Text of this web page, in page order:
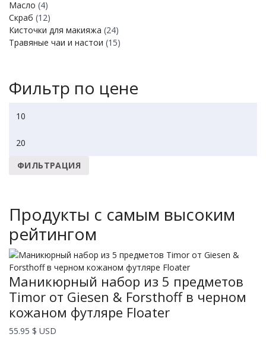
Масло (4)
Скраб (12)
Кисточки для макияжа (24)
Травяные чаи и настои (15)
Фильтр по цене
Минимальная
Максимальная
цена
ФИЛЬТРАЦИЯ
Продукты с самым высоким
рейтингом
Маникюрный набор из 5 предметов
Timor от Giesen & Forsthoff в черном
кожаном футляре Floater
55.95 $ USD